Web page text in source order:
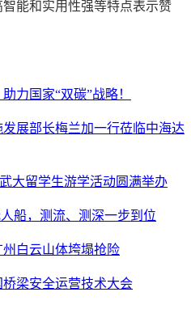
能和实用性强等特点表示赞
力国家“双碳”战略！
展部长梅兰加一行莅临中海达
大留学生游学活动圆满举办
船，测流、测深一步到位
白云山体垮塌抢险
梁安全运营技术大会